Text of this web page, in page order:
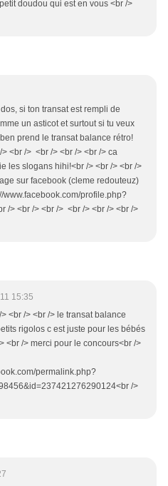
doudou qui est en vous <br />
si ton transat est rempli de
un asticot et surtout si tu veux
prend le transat balance rétro!
> <br /> <br /> <br /> <br /> ca
les slogans hihi!<br /> <br /> <br />
sur facebook (cleme redouteuz)
www.facebook.com/profile.php?
/> <br /> <br /> <br /> <br /> <br />
15:35
<br /> <br /> le transat balance
rigolos c est juste pour les bébés
<br /> merci pour le concours<br />
permalink.php?
/>